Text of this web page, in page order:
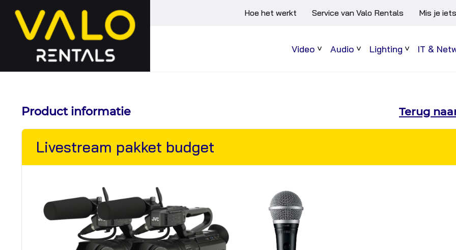
Hoofdmenu
overslaan
Hoe het werkt Service van Valo Rentals Mis je
Video
Sub
Audio
Sub
Lighting
Sub
IT &
Product informatie Terug
Livestream pakket budget